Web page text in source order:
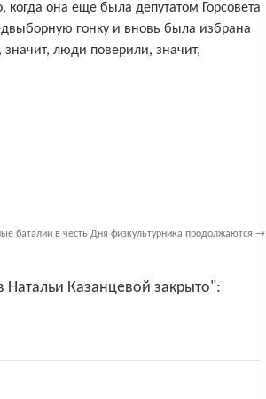
она еще была депутатом Горсовета
гонку и вновь была избрана
значит, люди поверили, значит,
баталии в честь Дня физкультурника продолжаются →
Натальи Казанцевой закрыто":